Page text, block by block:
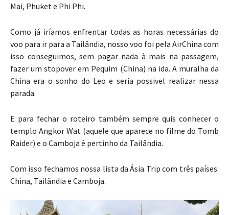
Mai, Phuket e Phi Phi.
Como já iríamos enfrentar todas as horas necessárias do
voo para ir para a Tailândia, nosso voo foi pela AirChina com
isso conseguimos, sem pagar nada à mais na passagem,
fazer um stopover em Pequim (China) na ida. A muralha da
China era o sonho do Leo e seria possivel realizar nessa
parada.
E para fechar o roteiro também sempre quis conhecer o
templo Angkor Wat (aquele que aparece no filme do Tomb
Raider) e o Camboja é pertinho da Tailândia.
Com isso fechamos nossa lista da Ásia Trip com três países:
China, Tailândia e Camboja.